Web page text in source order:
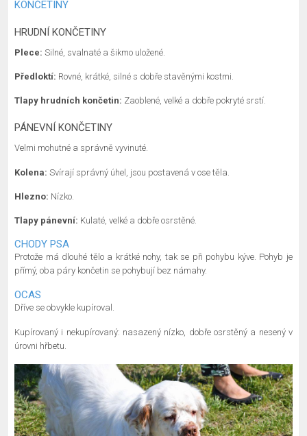
KONČETINY
HRUDNÍ KONČETINY
Plece: Silné, svalnaté a šikmo uložené.
Předloktí: Rovné, krátké, silné s dobře stavěnými kostmi.
Tlapy hrudních končetin: Zaoblené, velké a dobře pokryté srstí.
PÁNEVNÍ KONČETINY
Velmi mohutné a správně vyvinuté.
Kolena: Svírají správný úhel, jsou postavená v ose těla.
Hlezno: Nízko.
Tlapy pánevní: Kulaté, velké a dobře osrstěné.
CHODY PSA
Protože má dlouhé tělo a krátké nohy, tak se při pohybu kýve. Pohyb je
přímý, oba páry končetin se pohybují bez námahy.
OCAS
Dříve se obvykle kupíroval.
Kupírovaný i nekupírovaný: nasazený nízko, dobře osrstěný a nesený v
úrovni hřbetu.